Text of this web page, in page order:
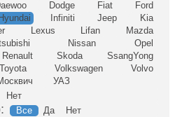
Dodge Fiat
Ford
Hyundai Infiniti Jeep
Kia
Lexus Lifan
Mazda
Nissan
Opel
Renault Skoda
SsangYong
Toyota Volkswagen
Volvo
УАЗ
Нет
Все Да Нет